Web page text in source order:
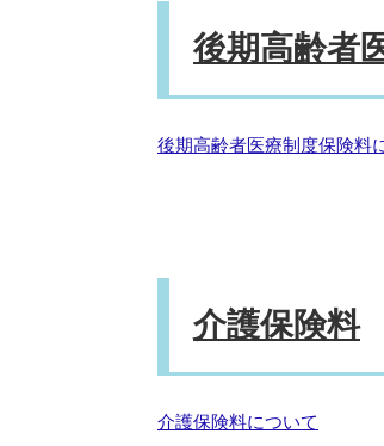
後期高齢者
後期高齢者医療制度保険料
介護保険料
介護保険料について